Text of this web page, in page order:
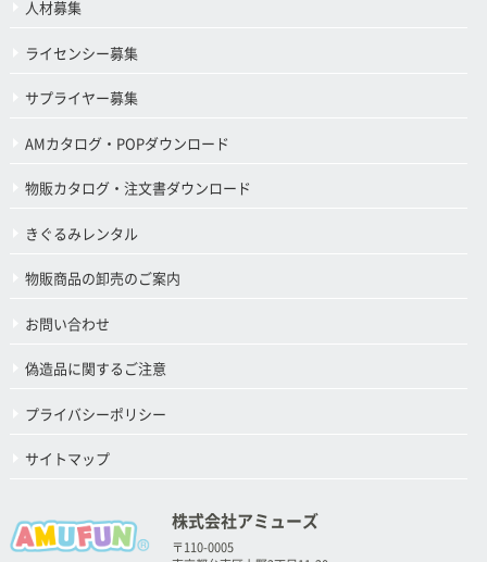
人材募集
ライセンシー募集
サプライヤー募集
AMカタログ・POPダウンロード
物販カタログ・注文書ダウンロード
きぐるみレンタル
物販商品の卸売のご案内
お問い合わせ
偽造品に関するご注意
プライバシーポリシー
サイトマップ
株式会社アミューズ
〒110-0005